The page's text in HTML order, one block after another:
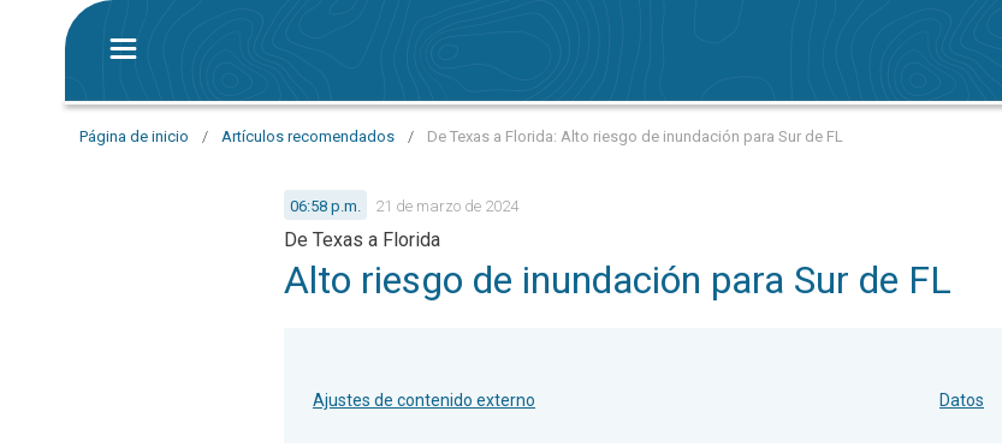
Página de inicio / Artículos recomendados / De Texas a Florida: Alto riesgo de inundación para Sur de FL
06:58 p.m. 21 de marzo de 2024
De Texas a Florida
Alto riesgo de inundación para Sur de FL
Ajustes de contenido externo Datos